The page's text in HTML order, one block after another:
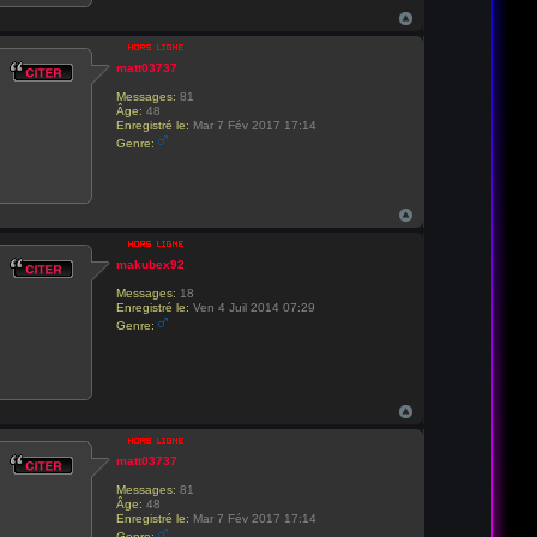
matt03737
Messages: 81
Âge: 48
Enregistré le: Mar 7 Fév 2017 17:14
Genre:
makubex92
Messages: 18
Enregistré le: Ven 4 Juil 2014 07:29
Genre:
matt03737
Messages: 81
Âge: 48
Enregistré le: Mar 7 Fév 2017 17:14